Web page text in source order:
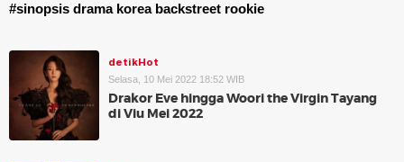
#sinopsis drama korea backstreet rookie
detikHot
Selasa, 10 Mei 2022 18:52 WIB
Drakor Eve hingga Woori the Virgin Tayang
di Viu Mei 2022